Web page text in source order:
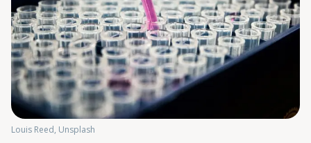
Louis Reed, Unsplash